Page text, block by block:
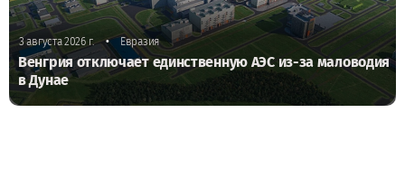
3 августа 2026 г. • Евразия
Венгрия отключает единственную АЭС из-за маловодия
в Дунае